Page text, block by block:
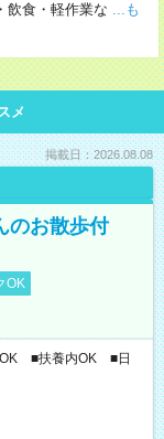
食・軽作業な ...も
メ
掲載日：2026.08.08
のお散歩付
OK
OK ■扶養内OK ■日